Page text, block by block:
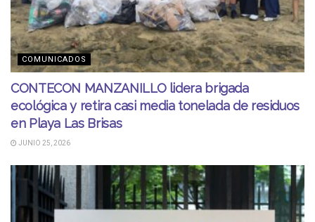
COMUNICADOS
CONTECON MANZANILLO lidera brigada
ecológica y retira casi media tonelada de residuos
en Playa Las Brisas
JUNIO 25, 2026